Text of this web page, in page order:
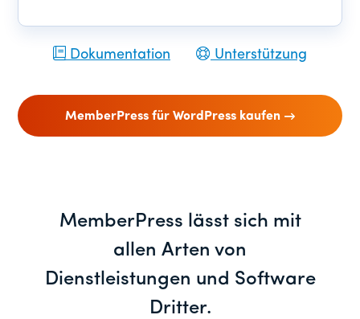
Dokumentation Unterstützung
MemberPress für WordPress kaufen
MemberPress lässt sich mit
allen Arten von
Dienstleistungen und Software
Dritter.